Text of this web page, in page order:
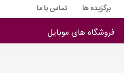
برگزیده ها تماس با ما
فروشگاه های موبایل